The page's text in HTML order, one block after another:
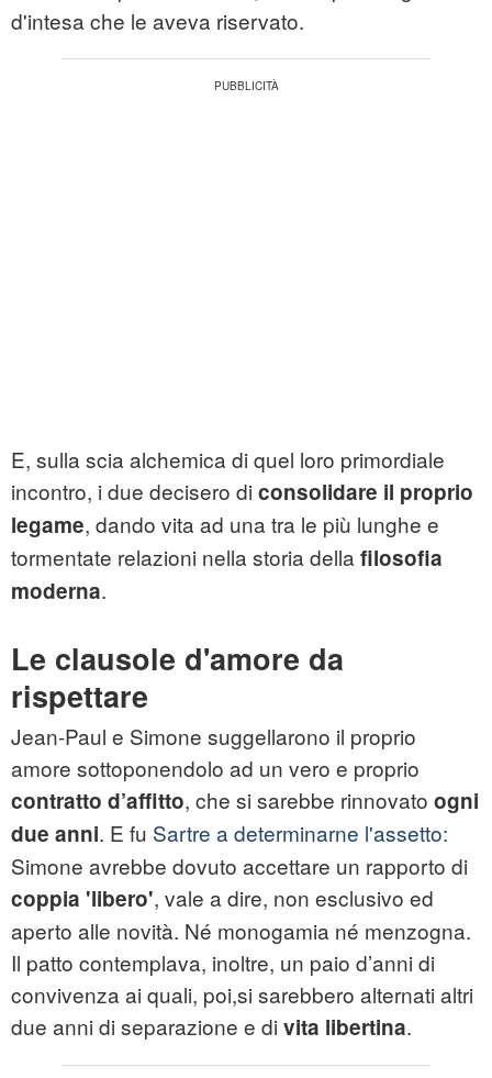
d'intesa che le aveva riservato.
E, sulla scia alchemica di quel loro primordiale
incontro, i due decisero di consolidare il proprio
legame, dando vita ad una tra le più lunghe e
tormentate relazioni nella storia della filosofia
moderna.
Le clausole d'amore da
rispettare
Jean-Paul e Simone suggellarono il proprio
amore sottoponendolo ad un vero e proprio
contratto d’affitto, che si sarebbe rinnovato ogni
due anni. E fu Sartre a determinarne l'assetto:
Simone avrebbe dovuto accettare un rapporto di
coppia 'libero', vale a dire, non esclusivo ed
aperto alle novità. Né monogamia né menzogna.
Il patto contemplava, inoltre, un paio d’anni di
convivenza ai quali, poi,si sarebbero alternati altri
due anni di separazione e di vita libertina.